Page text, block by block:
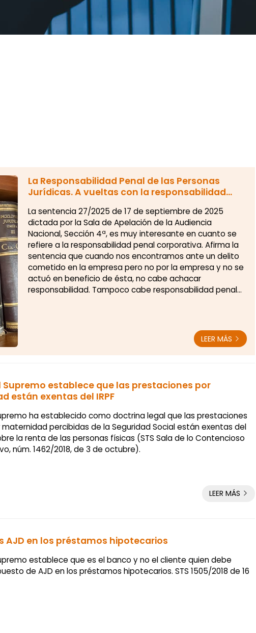
La Responsabilidad Penal de las Personas
Jurídicas. A vueltas con la responsabilidad
La sentencia 27/2025 de 17 de septiembre de 2025
dictada por la Sala de Apelación de la Audiencia
Nacional, Sección 4ª, es muy interesante en cuanto se
refiere a la responsabilidad penal corporativa. Afirma la
sentencia que cuando nos encontramos ante un delito
cometido en la empresa pero no por la empresa y no se
actuó en beneficio de ésta, no cabe achacar
responsabilidad. Tampoco cabe responsabilidad penal
LEER MÁS
Supremo establece que las prestaciones por
están exentas del IRPF
ha establecido como doctrina legal que las prestaciones
percibidas de la Seguridad Social están exentas del
la renta de las personas físicas (STS Sala de lo Contencioso
núm. 1462/2018, de 3 de octubre).
LEER MÁS
AJD en los préstamos hipotecarios
establece que es el banco y no el cliente quien debe
de AJD en los préstamos hipotecarios. STS 1505/2018 de 16